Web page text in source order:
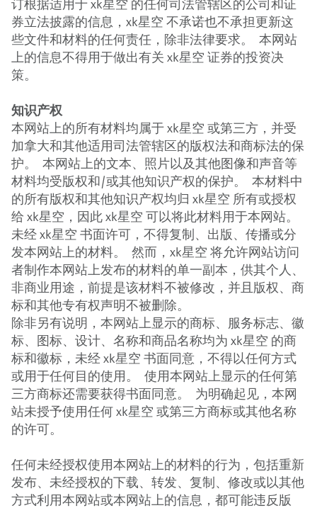
券立法披露的信息，xk星空 不承诺也不承担更新这
些文件和材料的任何责任，除非法律要求。 本网站
上的信息不得用于做出有关 xk星空 证券的投资决
策。
知识产权
本网站上的所有材料均属于 xk星空 或第三方，并受
加拿大和其他适用司法管辖区的版权法和商标法的保
护。 本网站上的文本、照片以及其他图像和声音等
材料均受版权和/或其他知识产权的保护。 本材料中
的所有版权和其他知识产权均归 xk星空 所有或授权
给 xk星空，因此 xk星空 可以将此材料用于本网站。
未经 xk星空 书面许可，不得复制、出版、传播或分
发本网站上的材料。 然而，xk星空 将允许网站访问
者制作本网站上发布的材料的单一副本，供其个人、
非商业用途，前提是该材料不被修改，并且版权、商
标和其他专有权声明不被删除。
除非另有说明，本网站上显示的商标、服务标志、徽
标、图标、设计、名称和商品名称均为 xk星空 的商
标和徽标，未经 xk星空 书面同意，不得以任何方式
或用于任何目的使用。 使用本网站上显示的任何第
三方商标还需要获得书面同意。 为明确起见，本网
站未授予使用任何 xk星空 或第三方商标或其他名称
的许可。
任何未经授权使用本网站上的材料的行为，包括重新
发布、未经授权的下载、转发、复制、修改或以其他
方式利用本网站或本网站上的信息，都可能违反版